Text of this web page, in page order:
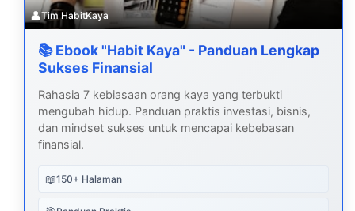
👤Tim HabitKaya
📚 Ebook "Habit Kaya" - Panduan Lengkap
Sukses Finansial
Rahasia 7 kebiasaan orang kaya yang terbukti
mengubah hidup. Panduan praktis investasi, bisnis,
dan mindset sukses untuk mencapai kebebasan
finansial.
📖150+ Halaman